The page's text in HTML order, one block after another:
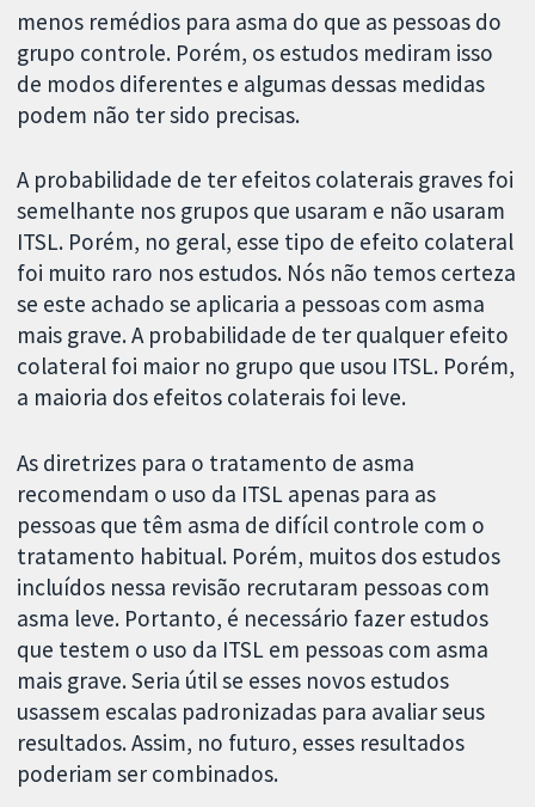
menos remédios para asma do que as pessoas do
grupo controle. Porém, os estudos mediram isso
de modos diferentes e algumas dessas medidas
podem não ter sido precisas.
A probabilidade de ter efeitos colaterais graves foi
semelhante nos grupos que usaram e não usaram
ITSL. Porém, no geral, esse tipo de efeito colateral
foi muito raro nos estudos. Nós não temos certeza
se este achado se aplicaria a pessoas com asma
mais grave. A probabilidade de ter qualquer efeito
colateral foi maior no grupo que usou ITSL. Porém,
a maioria dos efeitos colaterais foi leve.
As diretrizes para o tratamento de asma
recomendam o uso da ITSL apenas para as
pessoas que têm asma de difícil controle com o
tratamento habitual. Porém, muitos dos estudos
incluídos nessa revisão recrutaram pessoas com
asma leve. Portanto, é necessário fazer estudos
que testem o uso da ITSL em pessoas com asma
mais grave. Seria útil se esses novos estudos
usassem escalas padronizadas para avaliar seus
resultados. Assim, no futuro, esses resultados
poderiam ser combinados.